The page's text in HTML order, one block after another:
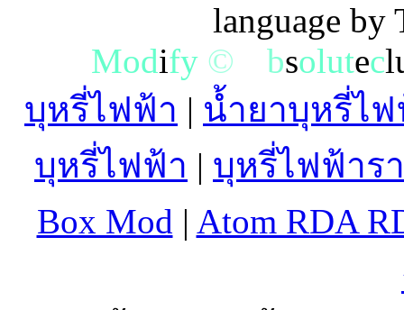
language
Modify © bsolutecl
บุหรี่ไฟฟ้า | น้ำยาบุหรี่ไ
บุหรี่ไฟฟ้า | บุหรี่ไฟฟ้าร
Box Mod | Atom RDA